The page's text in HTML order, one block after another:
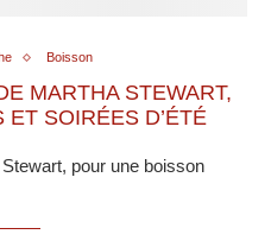
Boisson
MARTHA STEWART,
SOIRÉES D’ÉTÉ
pour une boisson